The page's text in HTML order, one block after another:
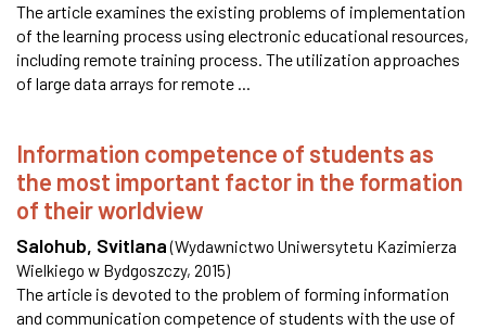
The article examines the existing problems of implementation
of the learning process using electronic educational resources,
including remote training process. The utilization approaches
of large data arrays for remote ...
Information competence of students as
the most important factor in the formation
of their worldview
Salohub, Svitlana (Wydawnictwo Uniwersytetu Kazimierza
Wielkiego w Bydgoszczy, 2015)
The article is devoted to the problem of forming information
and communication competence of students with the use of